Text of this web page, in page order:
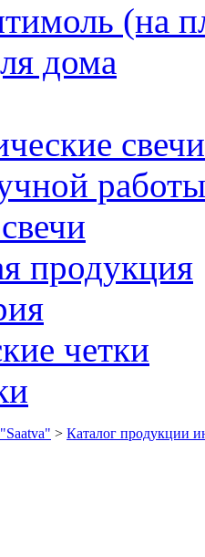
(на
дома
свечи
работы
продукция
четки
> Каталог продукции